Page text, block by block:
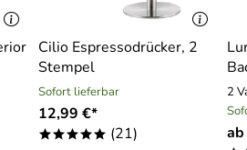
Cilio Espressodrücker, 2
Stempel
Sofort lieferbar
12,99 €*
***** (21)
2